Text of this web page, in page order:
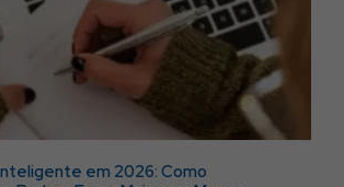
em 2026: Como